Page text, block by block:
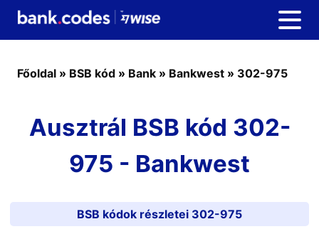
Főoldal » BSB kód » Bank » Bankwest » 302-975
Ausztrál BSB kód 302-
975 - Bankwest
BSB kódok részletei 302-975